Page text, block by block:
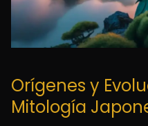
Orígenes y
Mitología